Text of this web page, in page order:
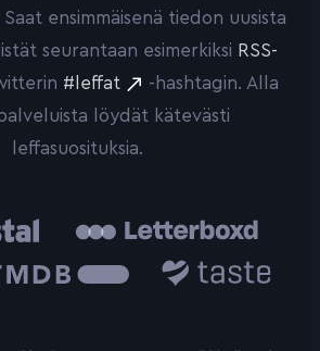
ensimmäisenä tiedon uusista
seurantaan esimerkiksi RSS-
#leffat
-hashtagin. Alla
löydät kätevästi
leffasuosituksia.